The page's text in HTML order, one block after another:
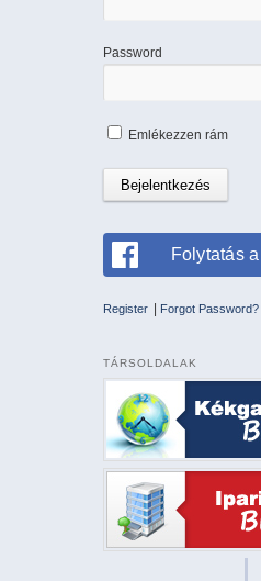
Password
Emlékezzen rám
Folytatás a
Register Forgot Password?
TÁRSOLDALAK